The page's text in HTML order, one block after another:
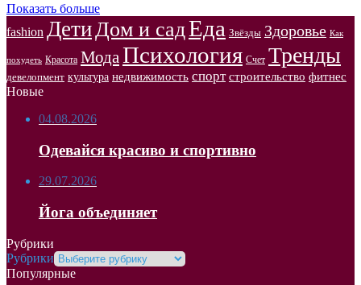
Показать больше
fashion ДетиДом и садЕда Звёзды Здоровье Как
похудеть Красота Мода Психология Счет Тренды
девелопмент культура недвижимость спорт строительство фитнес
Новые
04.08.2026
Одевайся красиво и спортивно
29.07.2026
Йога объединяет
Рубрики
Рубрики
Популярные